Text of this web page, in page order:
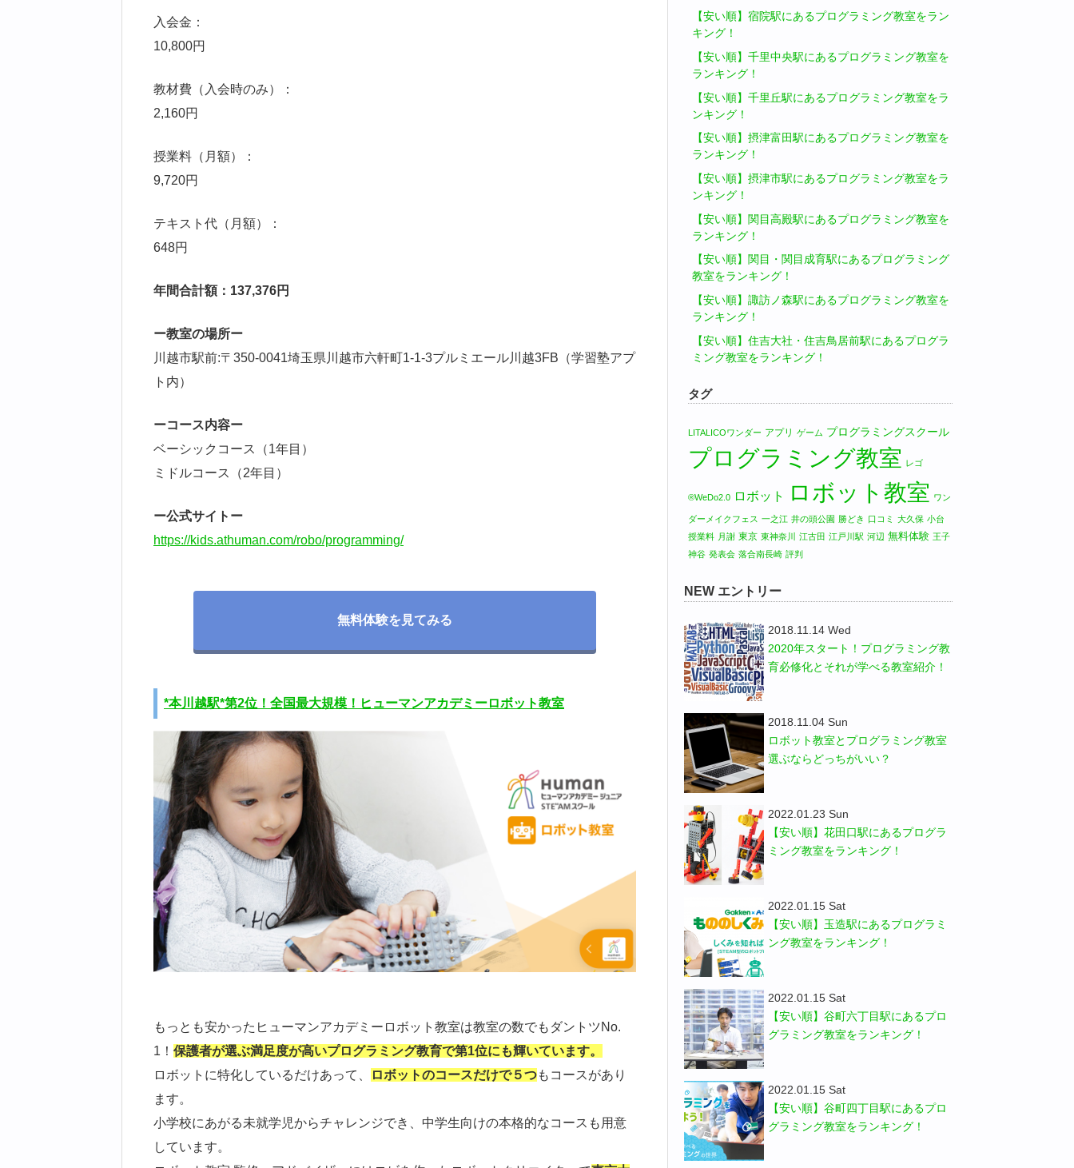
入会金：
10,800円
教材費（入会時のみ）：
2,160円
授業料（月額）：
9,720円
テキスト代（月額）：
648円
年間合計額：137,376円
ー教室の場所ー
川越市駅前:〒350-0041埼玉県川越市六軒町1-1-3プルミエール川越3FB（学習塾アプ
ト内）
ーコース内容ー
ベーシックコース（1年目）
ミドルコース（2年目）
ー公式サイトー
https://kids.athuman.com/robo/programming/
無料体験を見てみる
*本川越駅*第2位！全国最大規模！ヒューマンアカデミーロボット教室
もっとも安かったヒューマンアカデミーロボット教室は教室の数でもダントツNo.
1！ 保護者が選ぶ満足度が高いプログラミング教育で第1位にも輝いています。
ロボットに特化しているだけあって、
ロボットのコースだけで５つもコースがあり
ます。
小学校にあがる未就学児からチャレンジでき、中学生向けの本格的なコースも用意
しています。
【安い順】宿院駅にあるプログラミング教室をラン
キング！
【安い順】千里中央駅にあるプログラミング教室を
ランキング！
【安い順】千里丘駅にあるプログラミング教室をラ
ンキング！
【安い順】摂津富田駅にあるプログラミング教室を
ランキング！
【安い順】摂津市駅にあるプログラミング教室をラ
ンキング！
【安い順】関目高殿駅にあるプログラミング教室を
ランキング！
【安い順】関目・関目成育駅にあるプログラミング
教室をランキング！
【安い順】諏訪ノ森駅にあるプログラミング教室を
ランキング！
【安い順】住吉大社・住吉鳥居前駅にあるプログラ
ミング教室をランキング！
タグ
LITALICOワンダー アプリ ゲーム プログラミングスクール
プログラミング教室 レゴ
®WeDo2.0 ロボット ロボット教室 ワン
ダーメイクフェス 一之江 井の頭公園 勝どき 口コミ 大久保 小台
授業料 月謝 東京 東神奈川 江古田 江戸川駅 河辺 無料体験 王子
神谷 発表会 落合南長崎 評判
NEW エントリー
2018.11.14 Wed
2020年スタート！プログラミング教
育必修化とそれが学べる教室紹介！
2018.11.04 Sun
ロボット教室とプログラミング教室
選ぶならどっちがいい？
2022.01.23 Sun
【安い順】花田口駅にあるプログラ
ミング教室をランキング！
2022.01.15 Sat
【安い順】玉造駅にあるプログラミ
ング教室をランキング！
2022.01.15 Sat
【安い順】谷町六丁目駅にあるプロ
グラミング教室をランキング！
2022.01.15 Sat
【安い順】谷町四丁目駅にあるプロ
グラミング教室をランキング！